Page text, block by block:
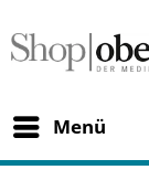
Menü